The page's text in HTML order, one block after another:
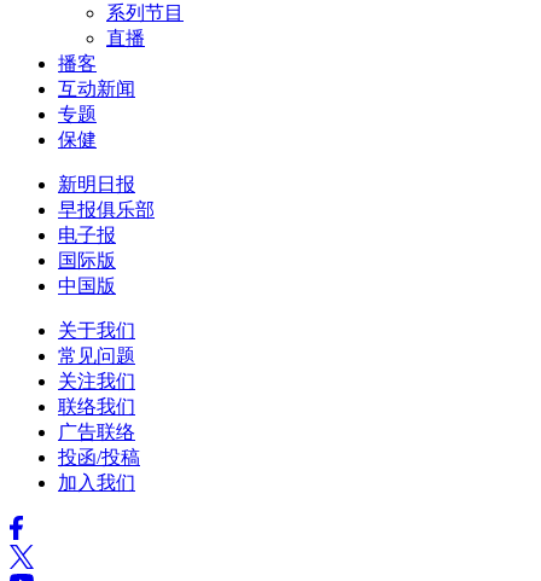
系列节目
直播
播客
互动新闻
专题
保健
新明日报
早报俱乐部
电子报
国际版
中国版
关于我们
常见问题
关注我们
联络我们
广告联络
投函/投稿
加入我们